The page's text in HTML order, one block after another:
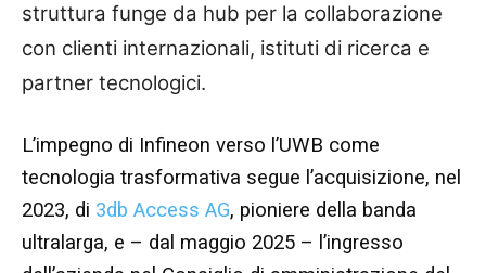
struttura funge da hub per la collaborazione
con clienti internazionali, istituti di ricerca e
partner tecnologici.
L’impegno di Infineon verso l’UWB come
tecnologia trasformativa segue l’acquisizione, nel
2023, di 3db Access AG, pioniere della banda
ultralarga, e – dal maggio 2025 – l’ingresso